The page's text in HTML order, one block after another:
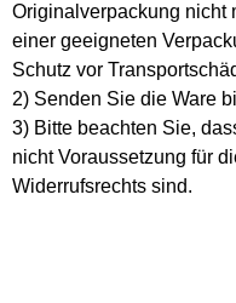
Originalverpackung nicht
einer geeigneten
Schutz vor
2) Senden Sie die Ware
3) Bitte beachten Sie,
nicht Voraussetzung für
Widerrufsrechts sind.